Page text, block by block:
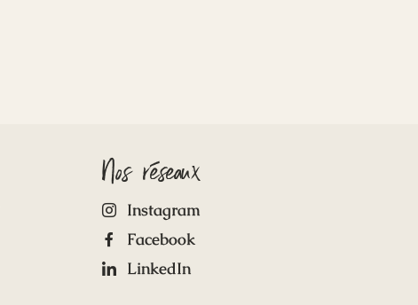
Nos réseaux
Instagram
Facebook
LinkedIn